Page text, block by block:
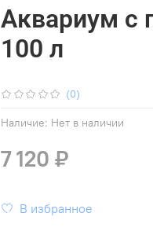
(0)
Наличие: Нет в наличии
Аквариум с
100 л
7 120 ₽
В избранное